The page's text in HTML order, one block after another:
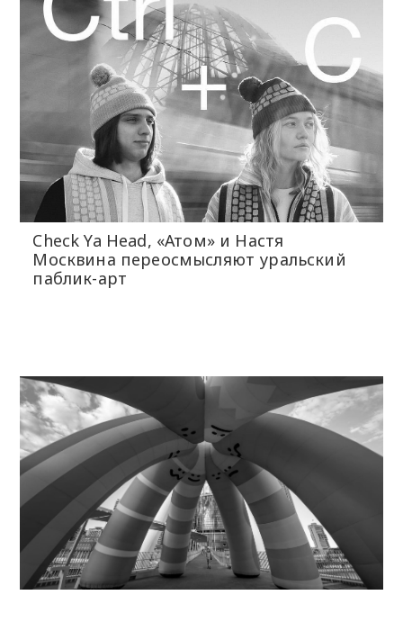
Check Ya Head, «Атом» и Настя
Москвина переосмысляют уральский
паблик-арт